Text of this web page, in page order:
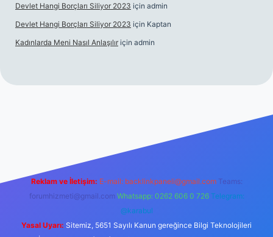
Devlet Hangi Borçları Siliyor 2023 için admin
Devlet Hangi Borçları Siliyor 2023 için Kaptan
Kadınlarda Meni Nasıl Anlaşılır için admin
Betexper giriş adresi
Reklam ve İletişim: E-mail: backlinkpaneli@gmail.com Teams:
forumhizmeti@gmail.com Whatsapp: 0262 606 0 726 Telegram:
@karabul
Yasal Uyarı: Sitemiz, 5651 Sayılı Kanun gereğince Bilgi Teknolojileri